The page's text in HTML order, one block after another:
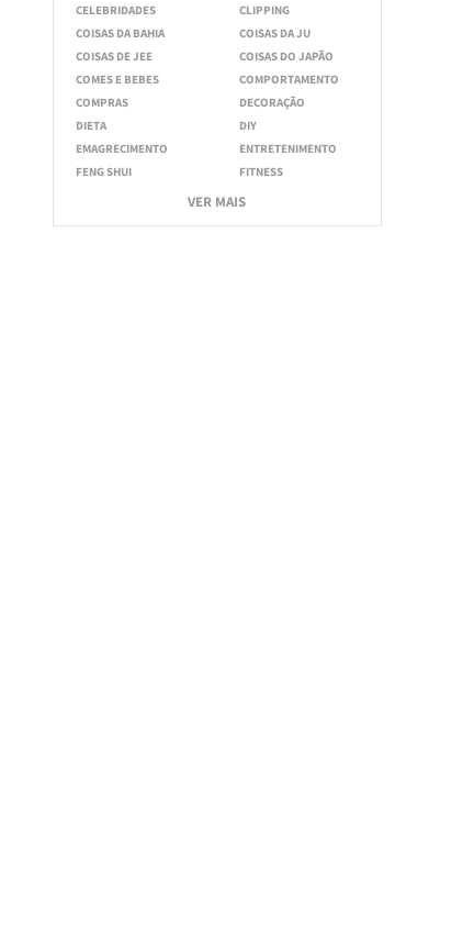
CELEBRIDADES
CLIPPING
COISAS DA BAHIA
COISAS DA JU
COISAS DE JEE
COISAS DO JAPÃO
COMES E BEBES
COMPORTAMENTO
COMPRAS
DECORAÇÃO
DIETA
DIY
EMAGRECIMENTO
ENTRETENIMENTO
FENG SHUI
FITNESS
VER MAIS